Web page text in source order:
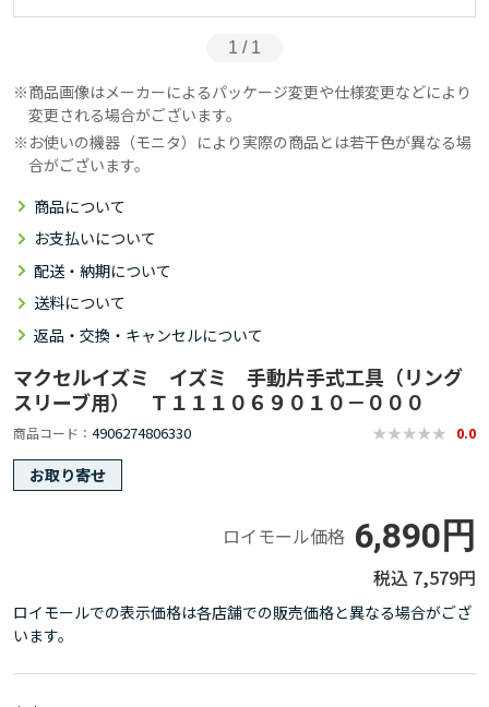
1 / 1
商品画像はメーカーによるパッケージ変更や仕様変更などにより
変更される場合がございます。
お使いの機器（モニタ）により実際の商品とは若干色が異なる場
合がございます。
商品について
お支払いについて
配送・納期について
送料について
返品・交換・キャンセルについて
マクセルイズミ イズミ 手動片手式工具（リング
スリーブ用） Ｔ１１１０６９０１０－０００
商品コード 4906274806330 0.0
お取り寄せ
ロイモール価格 6,890円
7,579円
ロイモールでの表示価格は各店舗での販売価格と異なる場合がござ
います。